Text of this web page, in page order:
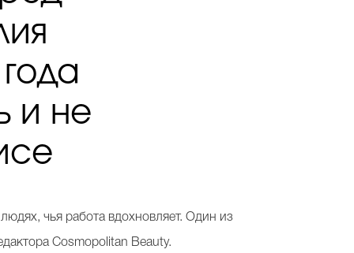
и не
чья работа вдохновляет. Один из
Cosmopolitan Beauty.